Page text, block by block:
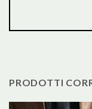
PRODOTTI